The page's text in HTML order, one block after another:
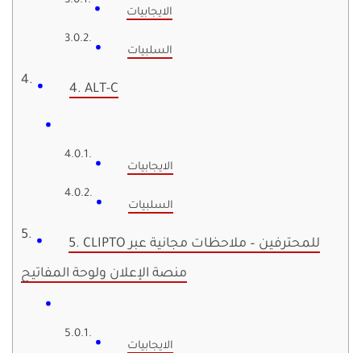
الايجابيات
السلبيات
4. ALT-C
الايجابيات
السلبيات
5. CLIPTO للمحترفين – ملاحظات مجانية عبر
منصة الإعلان ولوحة المفاتيح
الايجابيات